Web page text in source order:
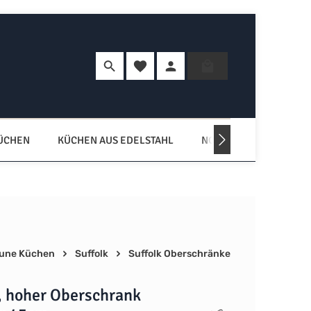
Du hast 0 Produkte auf dem Merkzettel
KÜCHEN AUS EDELSTAHL NORDISCHE KÜCHEN
Küchen Suffolk Suffolk Oberschränke
Oberschrank